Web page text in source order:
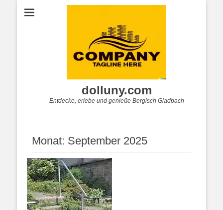
dolluny.com
Entdecke, erlebe und genieße Bergisch Gladbach
Monat: September 2025